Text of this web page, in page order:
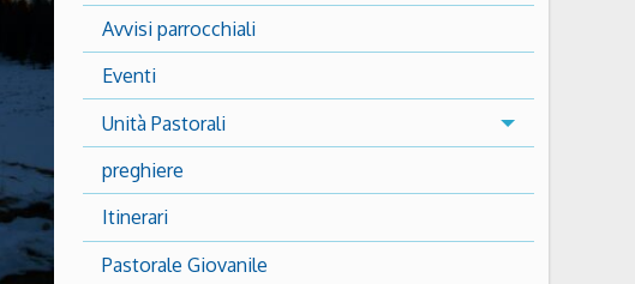
Avvisi parrocchiali
Eventi
Unità Pastorali
preghiere
Itinerari
Pastorale Giovanile